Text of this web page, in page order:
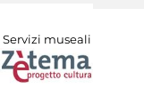
Servizi museali